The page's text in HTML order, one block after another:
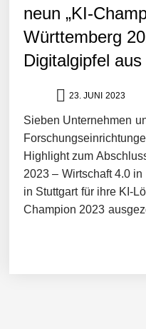
neun „KI-
Württemberg
Digitalgipfel aus
23. JUNI 2023
Sieben Unternehmen
Highlight zum
2023 – Wirtschaft 4.0
in Stuttgart für ihre KI-
Champion 2023
weltweit führenden Physical-